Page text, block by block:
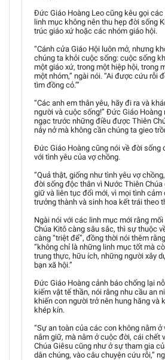
Đức Giáo Hoàng Leo cũng kêu gọi
linh mục không nên thu hẹp đời sống
trúc giáo xứ hoặc các nhóm giáo hội.
“Cánh cửa Giáo Hội luôn mở, nhưng
chúng ta khỏi cuộc sống: cuộc sống
một giáo xứ, trong một hiệp hội, trong
một nhóm,” ngài nói. “Ai được cứu rỗi
tìm đồng cỏ.’”
“Các anh em thân yêu, hãy đi ra và
người và cuộc sống!” Đức Giáo Hoàng
ngạc trước những điều được Thiên
nảy nở mà không cần chúng ta gieo
Đức Giáo Hoàng cũng nói về đời sống
với tình yêu của vợ chồng.
“Quả thật, giống như tình yêu vợ
đời sống độc thân vì Nước Thiên
giữ và liên tục đổi mới, vì mọi tình cảm
trưởng thành và sinh hoa kết trái theo
Ngài nói với các linh mục mới rằng
Chúa Kitô càng sâu sắc, thì sự thuộc
càng “triệt để”, đồng thời nói thêm
“không chỉ là những linh mục tốt mà
trung thực, hữu ích, những người xây
bạn xã hội.”
Đức Giáo Hoàng cảnh báo chống lại
kiếm vật tế thần, nói rằng nhu cầu an
khiến con người trở nên hung hăng và
khép kín.
“Sự an toàn của các con không nằm
nắm giữ, mà nằm ở cuộc đời, cái chết
Chúa Giêsu cũng như ở sự tham gia
dân chúng, vào câu chuyện cứu rỗi,”